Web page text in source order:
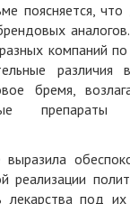
поясняется,
компаний
бремя,
препараты
выразила
реализации
лекарства под